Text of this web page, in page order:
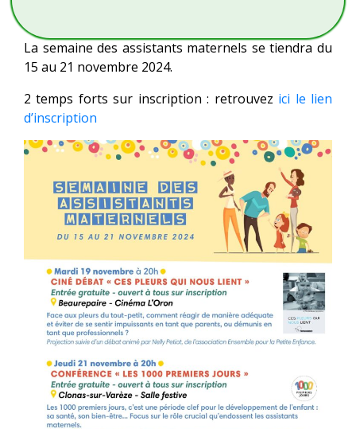
La semaine des assistants maternels se tiendra du
15 au 21 novembre 2024.
2 temps forts sur inscription : retrouvez ici le lien
d’inscription